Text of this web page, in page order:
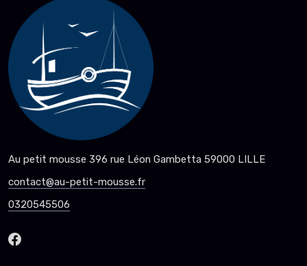
Au petit mousse 396 rue Léon Gambetta 59000 LILLE
contact@au-petit-mousse.fr
0320545506